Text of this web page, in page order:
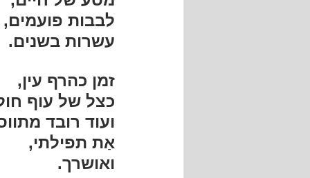
לבבות פועמים,
עשרות בשנים.
זמן כהרף עין,
כצל של עוף
ועוד רובד
אַת תפילתי,
ואושרך.